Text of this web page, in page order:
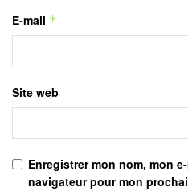
E-mail *
Site web
Enregistrer mon nom, mon
navigateur pour mon